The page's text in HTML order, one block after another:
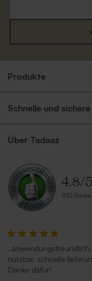
Produkte
Schnelle und
Über Tadaaz
4.8/5
951
nutzbar. schnelle
Danke dafür!